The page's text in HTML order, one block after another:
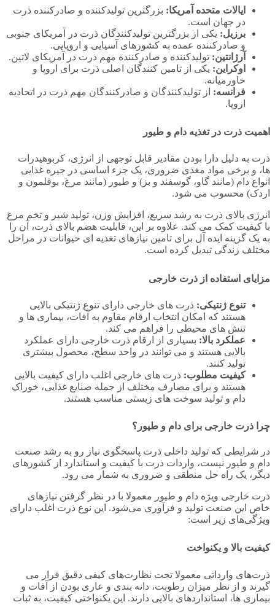
ایالات متحده آمریکا: بزرگترین تولیدکننده و صادرکننده ذرت
در جهان است.
برزیل: یکی از بزرگترین تولیدکنندگان ذرت در آمریکای جنوبی
و صادرکننده عمده به کشورهای آسیایی و اروپایی.
آرژانتین: تولیدکننده و صادرکننده مهم ذرت در آمریکای لاتین.
اوکراین: یکی از تامین‌ کنندگان اصلی ذرت برای اروپا و
خاورمیانه.
فرانسه: از تولیدکنندگان و صادرکنندگان مهم ذرت در اتحادیه
اروپا.
اهمیت ذرت در تغذیه دام و طیور
ذرت به دلیل دارا بودن مقادیر قابل توجهی از انرژی، کربوهیدرات‌
ها، و برخی مواد مغذی ضروری، یک جزء اساسی در جیره غذایی
انواع دام (مانند گاو، گوسفند و بز) و طیور (مانند مرغ، بوقلمون و
اردک) محسوب می‌ شود.
انرژی بالای ذرت به رشد سریع، افزایش وزن، تولید شیر و تخم مرغ
با کیفیت کمک می‌ کند. علاوه بر این، قابلیت هضم بالای ذرت، آن را
به یک گزینه ایده‌ آل برای تامین نیازهای تغذیه‌ ای حیوانات در مراحل
مختلف زندگی تبدیل کرده است.
مزایای استفاده از ذرت خارجی
تنوع ژنتیکی: ذرت‌ های خارجی دارای تنوع ژنتیکی بالایی
هستند که امکان انتخاب ارقام مقاوم به آفات، بیماری‌ ها و
تنش‌ های محیطی را فراهم می‌ کند.
عملکرد بالا: بسیاری از ارقام ذرت خارجی دارای عملکرد
بالایی هستند و می‌ توانند در واحد سطح، محصول بیشتری
تولید کنند.
کیفیت مطلوب: ذرت‌ های خارجی اغلب دارای کیفیت بالایی
هستند و برای مصارف مختلف از جمله صنایع غذایی، خوراک
دام و تولید سوخت‌ های زیستی مناسب هستند.
چرا ذرت خارجی برای دام و طیور؟
در شرایطی که تولید داخلی ذرت پاسخگوی نیاز رو به رشد صنعت
دام و طیور نیست، واردات ذرت با کیفیت و استاندارد از کشورهای
دیگر، یک راه حل منطقی و ضروری به شمار می‌ رود.
ذرت خارجی ویژه دام و طیور معمولا با در نظر گرفتن نیازهای
خاص این صنعت تولید و فرآوری می‌شود. این نوع ذرت اغلب دارای
ویژگی‌های زیر است:
کیفیت بالا و یکنواخت
ذرت‌های وارداتی معمولا تحت نظارت‌های کیفی دقیق قرار می‌
گیرند و از نظر میزان رطوبت، دانه‌ بندی و عاری بودن از آفات و
بیماری‌ ها، استانداردهای بالایی دارند. این یکنواختی کیفیت، به ثبات